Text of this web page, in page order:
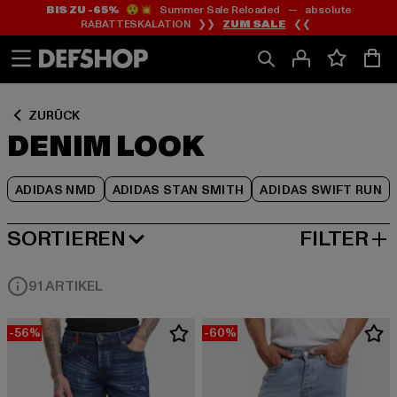
Zum
Inhalt
springen
Zum
Fußzeile
springen
BIS ZU -65%😲💥 Summer Sale Reloaded — absolute
RABATTESKALATION ❯❯ ZUM SALE ❮❮
ZURÜCK
DENIM LOOK
ADIDAS NMD ADIDAS STAN SMITH ADIDAS SWIFT RUN
Zum
Produktraster
springen
SORTIEREN
NEUESTE FILTER
91 ARTIKEL
-56% -60%